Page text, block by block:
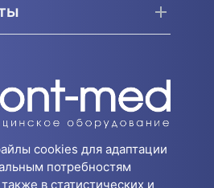
cookies для адаптации
потребностям
в статистических и